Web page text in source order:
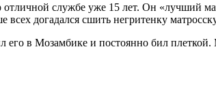
отличной службе уже 15 лет. Он «лучший
догадался сшить негритенку
его в Мозамбике и постоянно бил